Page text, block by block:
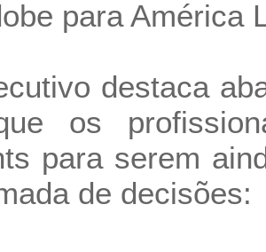
para América
destaca
os
para serem
de decisões: